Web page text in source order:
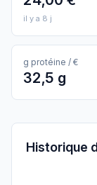
il y a 8 j
g protéine / €
32,5 g
Historique